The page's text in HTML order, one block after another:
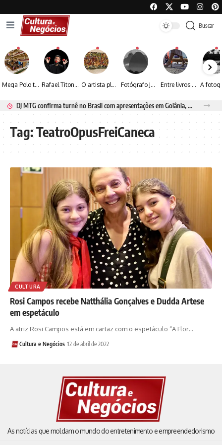
Buscar
Mega Polo transforma lançamento de coleção em plataforma nacional de negócios e projeta crescimento de mais de 15% Rafael Titonelly leva magia e acolhimento a crianças em tratamento oncológico em Juiz de Fora O artista plástico Jorge Luiz transforma sustentabilidade e criatividade em arte contemporânea Fotógrafo José Roberto apresenta um olhar sensível sobre arquitetura, formas e luz na fotografia Entre livros e fotografia autoral, Sebastião Reis consolida uma trajetória marcada pelo olhar artístico
DJ MTG confirma turnê no Brasil com apresentações em Goiânia, Porto Seguro e Rio de Janeiro
Tag:TeatroOpusFreiCaneca
CULTURA
Rosi Campos recebe Natthália Gonçalves e Dudda Artese
em espetáculo
A atriz Rosi Campos está em cartaz com o espetáculo “A Flor…
Cultura e Negócios 12 de abril de 2022
As notícias que moldam o mundo do entretenimento e empreendedorismo